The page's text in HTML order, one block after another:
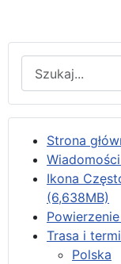
Strona
Ikona
(6,638MB)
Trasa i
Polska